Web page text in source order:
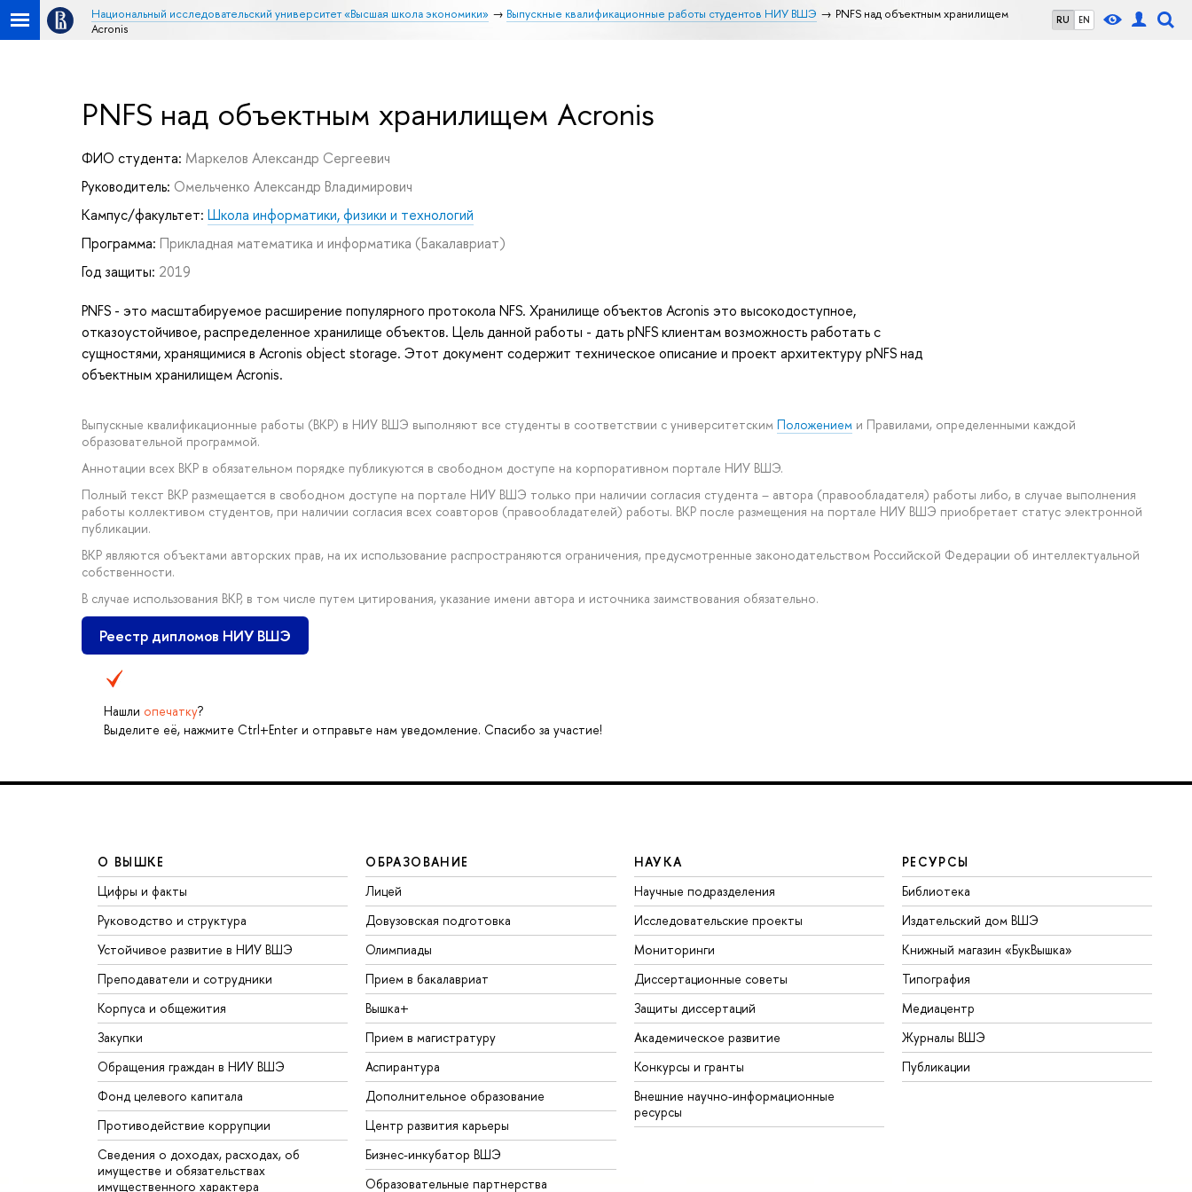
RU EN
Национальный исследовательский университет «Высшая школа экономики» Выпускные квалификационные работы студентов НИУ ВШЭ
PNFS над объектным хранилищем
Acronis
Нашли опечатку?
Выделите её, нажмите Ctrl+Enter и отправьте нам уведомление. Спасибо за участие!
PNFS над объектным хранилищем Acronis
ФИО студента: Маркелов Александр Сергеевич
Руководитель: Омельченко Александр Владимирович
Кампус/факультет: Школа информатики, физики и технологий
Программа: Прикладная математика и информатика (Бакалавриат)
Год защиты: 2019
PNFS - это масштабируемое расширение популярного протокола NFS. Хранилище объектов Acronis это высокодоступное,
отказоустойчивое, распределенное хранилище объектов. Цель данной работы - дать pNFS клиентам возможность работать с
сущностями, хранящимися в Acronis object storage. Этот документ содержит техническое описание и проект архитектуру pNFS над
объектным хранилищем Acronis.
Выпускные квалификационные работы (ВКР) в НИУ ВШЭ выполняют все студенты в соответствии с университетским Положением и Правилами, определенными каждой
образовательной программой.
Аннотации всех ВКР в обязательном порядке публикуются в свободном доступе на корпоративном портале НИУ ВШЭ.
Полный текст ВКР размещается в свободном доступе на портале НИУ ВШЭ только при наличии согласия студента – автора (правообладателя) работы либо, в случае выполнения
работы коллективом студентов, при наличии согласия всех соавторов (правообладателей) работы. ВКР после размещения на портале НИУ ВШЭ приобретает статус электронной
публикации.
ВКР являются объектами авторских прав, на их использование распространяются ограничения, предусмотренные законодательством Российской Федерации об интеллектуальной
собственности.
В случае использования ВКР, в том числе путем цитирования, указание имени автора и источника заимствования обязательно.
Реестр дипломов НИУ ВШЭ
О ВЫШКЕ
Цифры и факты
Руководство и структура
Устойчивое развитие в НИУ ВШЭ
Преподаватели и сотрудники
Корпуса и общежития
Закупки
Обращения граждан в НИУ ВШЭ
Фонд целевого капитала
Противодействие коррупции
Сведения о доходах, расходах, об
имуществе и обязательствах
имущественного характера
ОБРАЗОВАНИЕ
Лицей
Довузовская подготовка
Олимпиады
Прием в бакалавриат
Вышка+
Прием в магистратуру
Аспирантура
Дополнительное образование
Центр развития карьеры
Бизнес-инкубатор ВШЭ
Образовательные партнерства
НАУКА
Научные подразделения
Исследовательские проекты
Мониторинги
Диссертационные советы
Защиты диссертаций
Академическое развитие
Конкурсы и гранты
Внешние научно-информационные
ресурсы
РЕСУРСЫ
Библиотека
Издательский дом ВШЭ
Книжный магазин «БукВышка»
Типография
Медиацентр
Журналы ВШЭ
Публикации